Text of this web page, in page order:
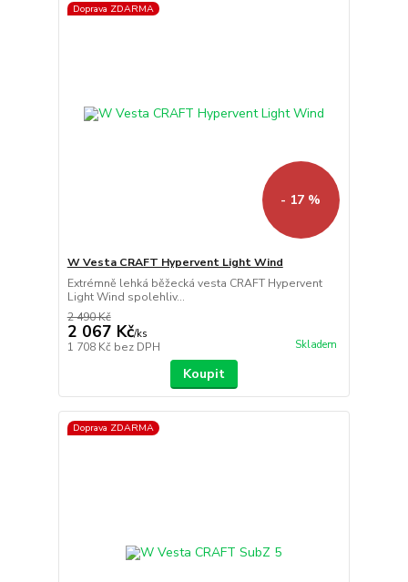
Doprava ZDARMA
- 17 %
W Vesta CRAFT Hypervent Light Wind
Extrémně lehká běžecká vesta CRAFT Hypervent
Light Wind spolehliv...
2 490 Kč
2 067 Kč/ks
1 708 Kč bez DPH Skladem
Koupit
Doprava ZDARMA